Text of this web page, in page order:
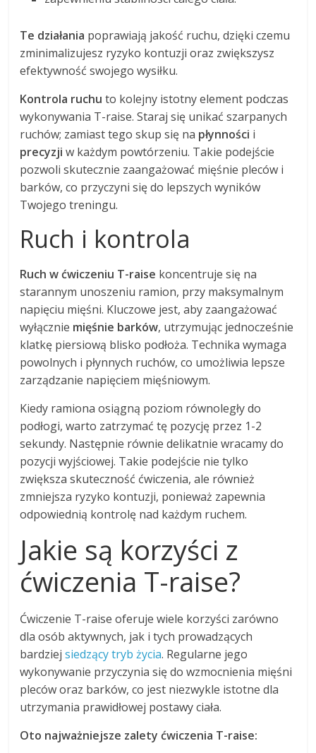
Te działania poprawiają jakość ruchu, dzięki czemu
zminimalizujesz ryzyko kontuzji oraz zwiększysz
efektywność swojego wysiłku.
Kontrola ruchu to kolejny istotny element podczas
wykonywania T-raise. Staraj się unikać szarpanych
ruchów; zamiast tego skup się na płynności i
precyzji w każdym powtórzeniu. Takie podejście
pozwoli skutecznie zaangażować mięśnie pleców i
barków, co przyczyni się do lepszych wyników
Twojego treningu.
Ruch i kontrola
Ruch w ćwiczeniu T-raise koncentruje się na
starannym unoszeniu ramion, przy maksymalnym
napięciu mięśni. Kluczowe jest, aby zaangażować
wyłącznie mięśnie barków, utrzymując jednocześnie
klatkę piersiową blisko podłoża. Technika wymaga
powolnych i płynnych ruchów, co umożliwia lepsze
zarządzanie napięciem mięśniowym.
Kiedy ramiona osiągną poziom równoległy do
podłogi, warto zatrzymać tę pozycję przez 1-2
sekundy. Następnie równie delikatnie wracamy do
pozycji wyjściowej. Takie podejście nie tylko
zwiększa skuteczność ćwiczenia, ale również
zmniejsza ryzyko kontuzji, ponieważ zapewnia
odpowiednią kontrolę nad każdym ruchem.
Jakie są korzyści z
ćwiczenia T-raise?
Ćwiczenie T-raise oferuje wiele korzyści zarówno
dla osób aktywnych, jak i tych prowadzących
bardziejsiedzący tryb życia. Regularne jego
wykonywanie przyczynia się do wzmocnienia mięśni
pleców oraz barków, co jest niezwykle istotne dla
utrzymania prawidłowej postawy ciała.
Oto najważniejsze zalety ćwiczenia T-raise: